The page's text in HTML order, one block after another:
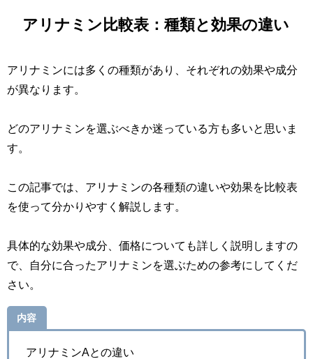
アリナミン比較表：種類と効果の違い
アリナミンには多くの種類があり、それぞれの効果や成分
が異なります。
どのアリナミンを選ぶべきか迷っている方も多いと思いま
す。
この記事では、アリナミンの各種類の違いや効果を比較表
を使って分かりやすく解説します。
具体的な効果や成分、価格についても詳しく説明しますの
で、自分に合ったアリナミンを選ぶための参考にしてくだ
さい。
内容
アリナミンAとの違い